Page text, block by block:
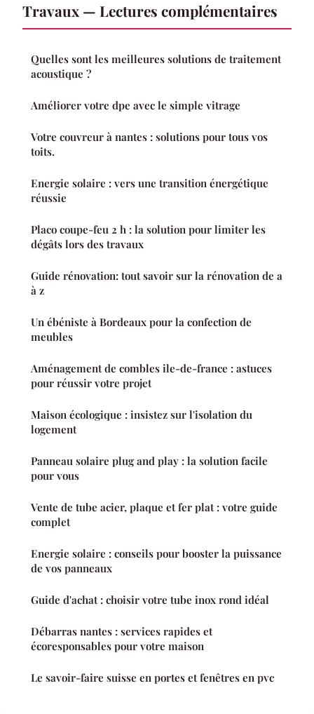
Travaux — Lectures complémentaires
Quelles sont les meilleures solutions de traitement
acoustique ?
Améliorer votre dpe avec le simple vitrage
Votre couvreur à nantes : solutions pour tous vos
toits.
Energie solaire : vers une transition énergétique
réussie
Placo coupe-feu 2 h : la solution pour limiter les
dégâts lors des travaux
Guide rénovation: tout savoir sur la rénovation de a
à z
Un ébéniste à Bordeaux pour la confection de
meubles
Aménagement de combles ile-de-france : astuces
pour réussir votre projet
Maison écologique : insistez sur l'isolation du
logement
Panneau solaire plug and play : la solution facile
pour vous
Vente de tube acier, plaque et fer plat : votre guide
complet
Energie solaire : conseils pour booster la puissance
de vos panneaux
Guide d'achat : choisir votre tube inox rond idéal
Débarras nantes : services rapides et
écoresponsables pour votre maison
Le savoir-faire suisse en portes et fenêtres en pvc